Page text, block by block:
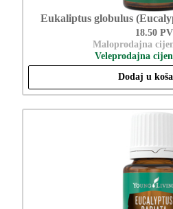
Eukaliptus globulus
18.50 PV
Maloprodajna
Veleprodajna
Dodaj u